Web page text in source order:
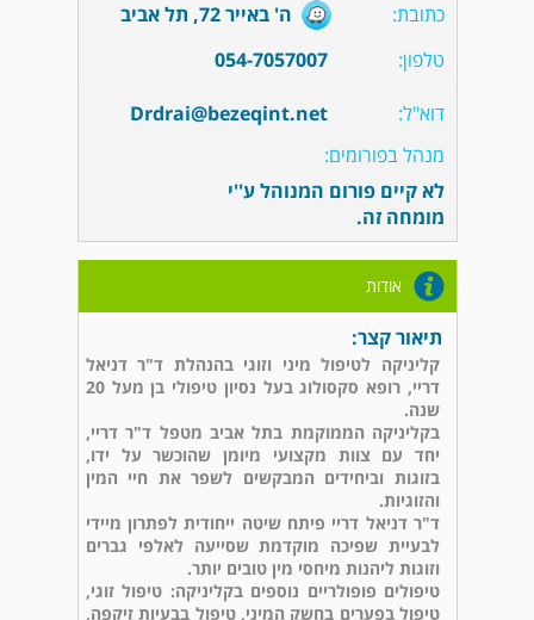
כתובת:
ה' באייר 72, תל אביב
טלפון:
054-7057007
דוא"ל:
Drdrai@bezeqint.net
מנהל בפורומים:
לא קיים פורום המנוהל ע''י
מומחה זה.
אודות
תיאור קצר:
קליניקה לטיפול מיני וזוגי בהנהלת ד"ר דניאל
דריי, רופא סקסולוג בעל נסיון טיפולי בן מעל 20
שנה.
בקליניקה הממוקמת בתל אביב מטפל ד"ר דריי,
יחד עם צוות מקצועי מיומן שהוכשר על ידו,
בזוגות וביחידים המבקשים לשפר את חיי המין
והזוגיות.
ד"ר דניאל דריי פיתח שיטה ייחודית לפתרון מיידי
לבעיית שפיכה מוקדמת שסייעה לאלפי גברים
וזוגות ליהנות מיחסי מין טובים יותר.
טיפולים פופולריים נוספים בקליניקה: טיפול זוגי,
טיפול בפערים בחשק המיני, טיפול בבעיות זיקפה,